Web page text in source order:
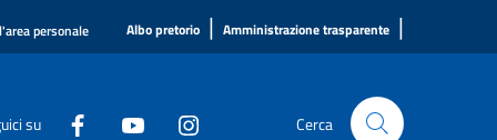
personale Albo pretorio | Amministrazione trasparente |
su Cerca